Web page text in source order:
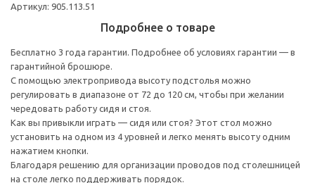
Артикул: 905.113.51
Подробнее о товаре
Бесплатно 3 года гарантии. Подробнее об условиях гарантии — в
гарантийной брошюре.
С помощью электропривода высоту подстолья можно
регулировать в диапазоне от 72 до 120 см, чтобы при желании
чередовать работу сидя и стоя.
Как вы привыкли играть — сидя или стоя? Этот стол можно
установить на одном из 4 уровней и легко менять высоту одним
нажатием кнопки.
Благодаря решению для организации проводов под столешницей
на столе легко поддерживать порядок.